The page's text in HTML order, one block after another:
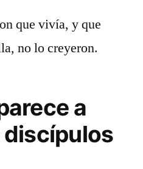
que vivía, y que
no lo creyeron.
a